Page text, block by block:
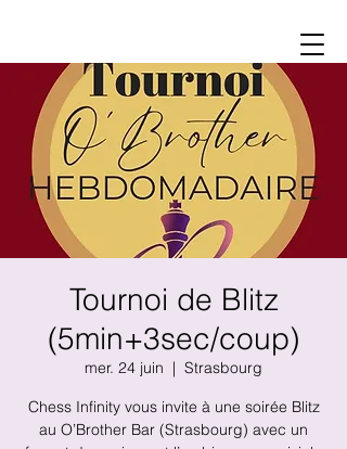
Tournoi de Blitz
(5min+3sec/coup)
mer. 24 juin
  |
Strasbourg
Chess Infinity vous invite à une soirée Blitz
au O’Brother Bar (Strasbourg) avec un